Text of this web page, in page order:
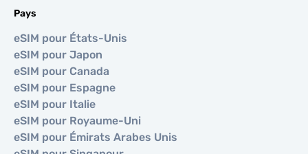
Pays
eSIM pour États-Unis
eSIM pour Japon
eSIM pour Canada
eSIM pour Espagne
eSIM pour Italie
eSIM pour Royaume-Uni
eSIM pour Émirats Arabes Unis